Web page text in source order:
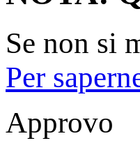
Se non si
Per
Approvo